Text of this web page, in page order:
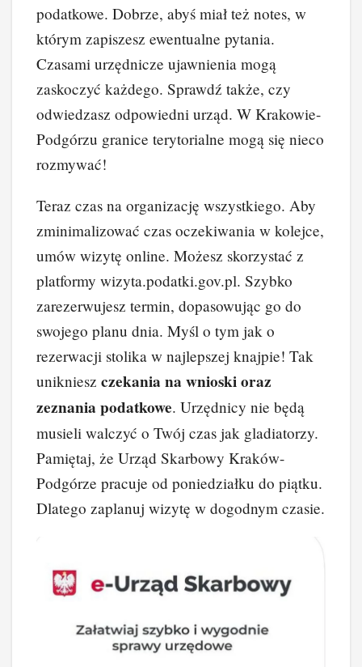
podatkowe. Dobrze, abyś miał też notes, w
którym zapiszesz ewentualne pytania.
Czasami urzędnicze ujawnienia mogą
zaskoczyć każdego. Sprawdź także, czy
odwiedzasz odpowiedni urząd. W Krakowie-
Podgórzu granice terytorialne mogą się nieco
rozmywać!
Teraz czas na organizację wszystkiego. Aby
zminimalizować czas oczekiwania w kolejce,
umów wizytę online. Możesz skorzystać z
platformy wizyta.podatki.gov.pl. Szybko
zarezerwujesz termin, dopasowując go do
swojego planu dnia. Myśl o tym jak o
rezerwacji stolika w najlepszej knajpie! Tak
unikniesz czekania na wnioski oraz
zeznania podatkowe. Urzędnicy nie będą
musieli walczyć o Twój czas jak gladiatorzy.
Pamiętaj, że Urząd Skarbowy Kraków-
Podgórze pracuje od poniedziałku do piątku.
Dlatego zaplanuj wizytę w dogodnym czasie.